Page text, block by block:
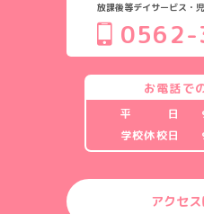
放課後等デイサービス・
お電話で
平 日
学校休校日
アクセ